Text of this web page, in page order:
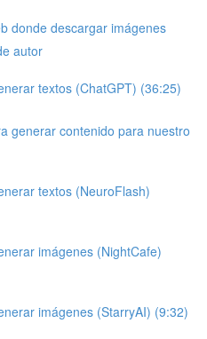
donde descargar imágenes
autor
textos (ChatGPT) (36:25)
generar contenido para nuestro
textos (NeuroFlash)
imágenes (NightCafe)
imágenes (StarryAI) (9:32)